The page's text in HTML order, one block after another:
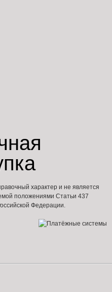
характер и не является
положениями Статьи 437
Федерации.